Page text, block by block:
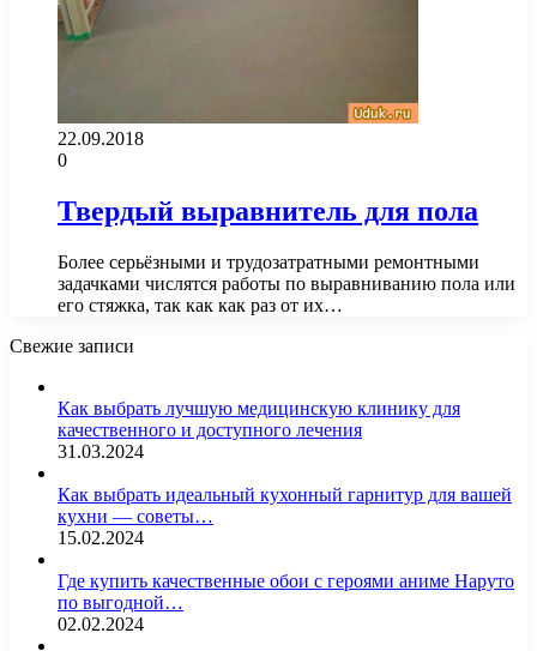
22.09.2018
0
Твердый выравнитель для пола
Более серьёзными и трудозатратными ремонтными
задачками числятся работы по выравниванию пола или
его стяжка, так как как раз от их…
Свежие записи
Как выбрать лучшую медицинскую клинику для
качественного и доступного лечения
31.03.2024
Как выбрать идеальный кухонный гарнитур для вашей
кухни — советы…
15.02.2024
Где купить качественные обои с героями аниме Наруто
по выгодной…
02.02.2024